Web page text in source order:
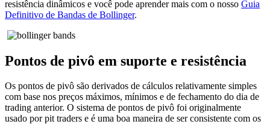
resistência dinâmicos e você pode aprender mais com o nosso Guia
Definitivo de Bandas de Bollinger.
Pontos de pivô em suporte e resistência
Os pontos de pivô são derivados de cálculos relativamente simples
com base nos preços máximos, mínimos e de fechamento do dia de
trading anterior. O sistema de pontos de pivô foi originalmente
usado por pit traders e é uma boa maneira de ser consistente com os